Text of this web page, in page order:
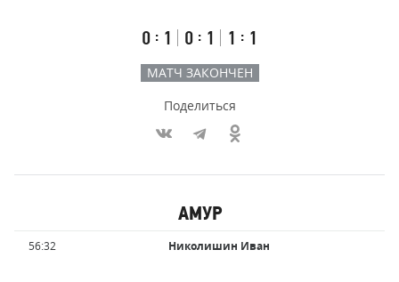
Первый
тайм
0 : 1
Второй
тайм
0 : 1
Третий
тайм
1 : 1
МАТЧ ЗАКОНЧЕН
Поделиться
забившие
АМУР
Время Имя
игрока
56:32 Николишин Иван